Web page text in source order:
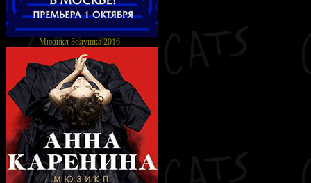
Мюзикл Золушка 2016